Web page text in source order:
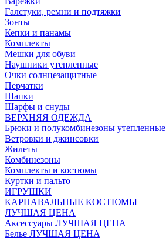
Галстуки, ремни и подтяжки
Зонты
Кепки и панамы
Комплекты
Мешки для обуви
Наушники утепленные
Очки солнцезащитные
Перчатки
Шапки
Шарфы и снуды
ВЕРХНЯЯ ОДЕЖДА
Брюки и полукомбинезоны утепленные
Ветровки и джинсовки
Жилеты
Комбинезоны
Комплекты и костюмы
Куртки и пальто
ИГРУШКИ
КАРНАВАЛЬНЫЕ КОСТЮМЫ
ЛУЧШАЯ ЦЕНА
Аксессуары ЛУЧШАЯ ЦЕНА
Белье ЛУЧШАЯ ЦЕНА